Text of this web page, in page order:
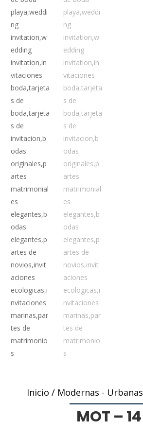
Inicio / Modernas - Urbanas
MOT – 14